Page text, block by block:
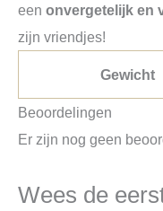
een onvergetelijk en
zijn vriendjes!
Gewicht
Beoordelingen
Er zijn nog geen
Wees de